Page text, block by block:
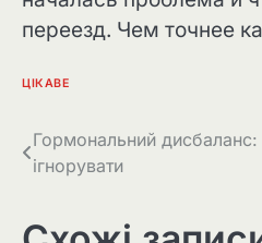
переезд. Чем точнее
ЦІКАВЕ
Навігація
записів
Гормональний
ігнорувати